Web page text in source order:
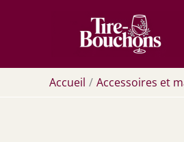
Accueil Accessoires et